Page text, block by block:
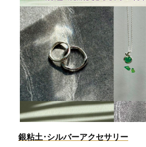
銀粘土･シルバーアクセサリー